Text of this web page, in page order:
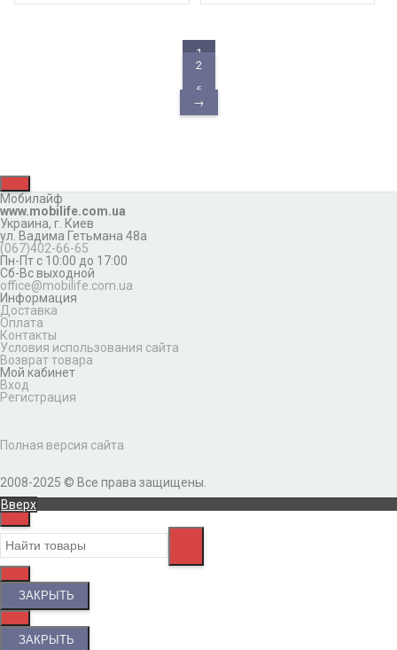
1
2
6
→
Мобилайф
www.mobilife.com.ua
Украина, г. Киев
ул. Вадима Гетьмана 48а
(067)402-66-65
Пн-Пт с 10:00 до 17:00
Сб-Вс выходной
office@mobilife.com.ua
Информация
Доставка
Оплата
Контакты
Условия использования сайта
Возврат товара
Мой кабинет
Вход
Регистрация
Полная версия сайта
2008-2025 © Все права защищены.
Вверх
ЗАКРЫТЬ
ЗАКРЫТЬ